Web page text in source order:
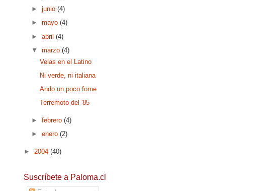
►junio(4)
►mayo(4)
►abril(4)
▼marzo(4)
Velas en el Latino
Ni verde, ni italiana
Ando un poco fome
Terremoto del '85
►febrero(4)
►enero(2)
► 2004 (40)
Suscríbete a Paloma.cl